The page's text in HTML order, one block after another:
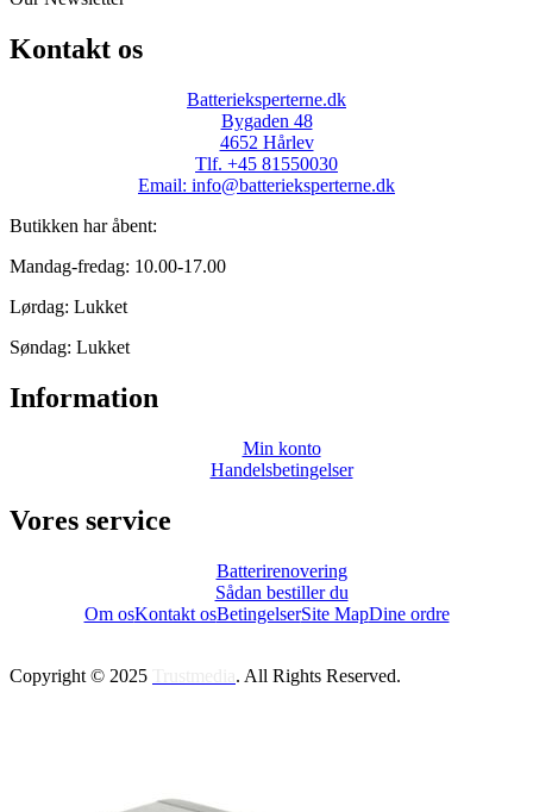
Kontakt os
Batterieksperterne.dk
Bygaden 48
4652 Hårlev
Tlf. +45 81550030
Email: info@batterieksperterne.dk
Butikken har åbent:
Mandag-fredag: 10.00-17.00
Lørdag: Lukket
Søndag: Lukket
Information
Min konto
Handelsbetingelser
Vores service
Batterirenovering
Sådan bestiller du
Om osKontakt osBetingelserSite MapDine ordre
Copyright © 2025 . All Rights Reserved.